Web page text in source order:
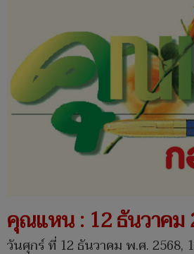
คุณแหน : 12 ธันวาคม
วันศุกร์ ที่ 12 ธันวาคม พ.ศ. 2568,